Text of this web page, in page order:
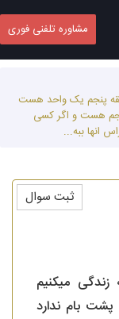
مشاوره تلفنی فوری
پنجم یک واحد هست
هست و اگر کسی
انها ببه...
میکنیم
بام ندارد
ثبت سوال